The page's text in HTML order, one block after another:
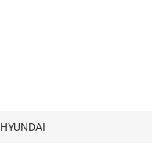
HYUNDAI